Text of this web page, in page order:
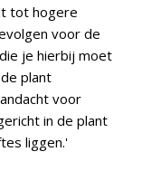
tot hogere
voor de
je hierbij moet
plant
voor
in de plant
liggen.'